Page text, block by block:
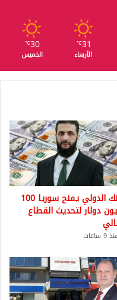
31
℃
الأربعاء
30
℃
الخميس
البنك الدولي يمنح سوريا 100
دولار لتحديث القطاع
9 ساعات